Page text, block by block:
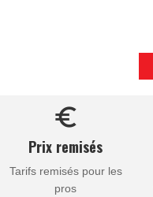
euro_symbol
Prix remisés
Tarifs remisés pour les
pros